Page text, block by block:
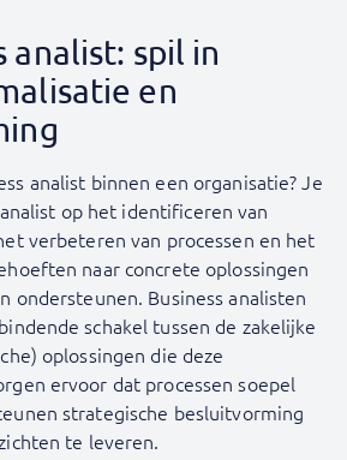
analist: spil in
en
analist binnen een organisatie? Je
op het identificeren van
verbeteren van processen en het
naar concrete oplossingen
ondersteunen. Business analisten
schakel tussen de zakelijke
oplossingen die deze
ervoor dat processen soepel
strategische besluitvorming
te leveren.